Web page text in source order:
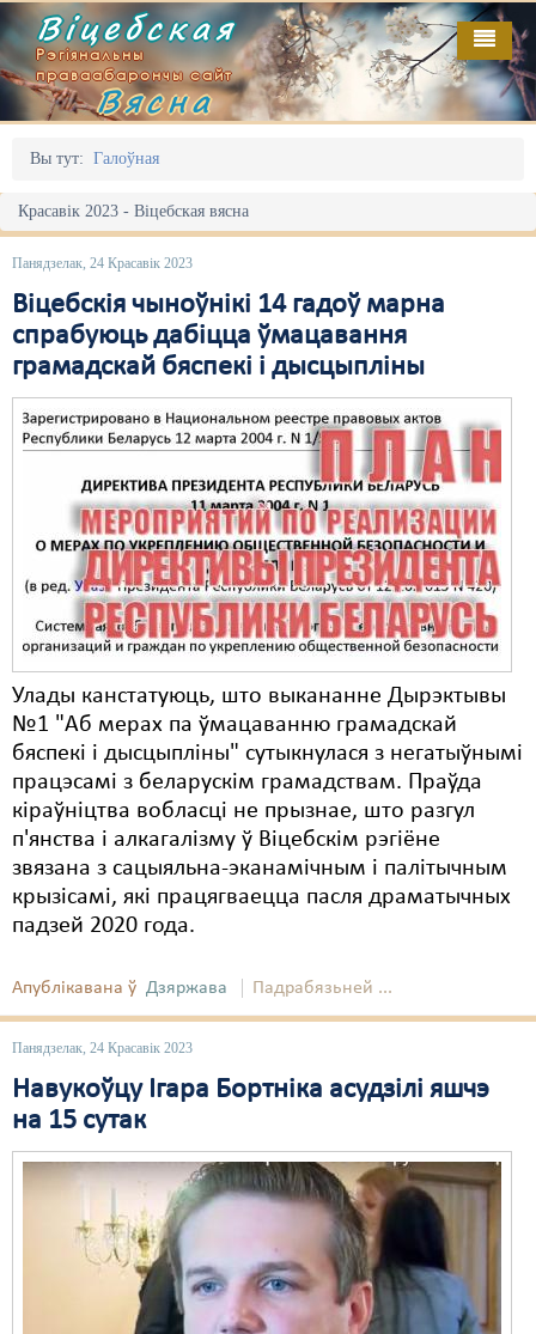
Віцебская
Рэгіянальны
праваабарончы сайт
Вясна
Вы тут: Галоўная
Красавік 2023 - Віцебская вясна
Панядзелак, 24 Красавік 2023
Віцебскія чыноўнікі 14 гадоў марна
спрабуюць дабіцца ўмацавання
грамадскай бяспекі і дысцыпліны
Улады канстатуюць, што выкананне Дырэктывы
№1 "Аб мерах па ўмацаванню грамадскай
бяспекі і дысцыпліны" сутыкнулася з негатыўнымі
працэсамі з беларускім грамадствам. Праўда
кіраўніцтва вобласці не прызнае, што разгул
п'янства і алкагалізму ў Віцебскім рэгіёне
звязана з сацыяльна-эканамічным і палітычным
крызісамі, які працягваецца пасля драматычных
падзей 2020 года.
Апублікавана ў Дзяржава Падрабязьней ...
Панядзелак, 24 Красавік 2023
Навукоўцу Ігара Бортніка асудзілі яшчэ
на 15 сутак
Галоўная
Адміністрацыйны перасьлед
Акцыі
Выбары
Грамадзянскія ініцыятывы
Дзяржава
Дыскрымінацыя
Затрыманьні
Карная псыхіятрыя
КПЧ ААН
Культурныя правы
Мігранты
Мірныя сходы
Палітвязьні
Праваабаронцы
Правы дзіцяці
Распальваньне варожасьці
Свабода слова
Свабода сумленьня
Сьмяротнае пакараньне
Выданьні
Відэа
Пра нас
RSS